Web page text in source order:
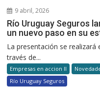
9 abril, 2026
Río Uruguay Seguros
un nuevo paso en su
La presentación se realizará
través de...
Empresas en accion II
Río Uruguay Seguros